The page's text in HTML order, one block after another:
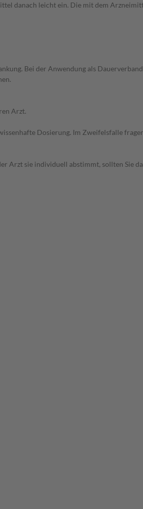
danach leicht ein. Die mit dem
Bei der Anwendung als
Arzt.
Dosierung. Im Zweifelsfalle
Arzt sie individuell abstimmt, sollten Sie